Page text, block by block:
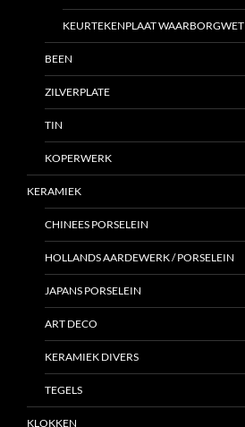
KEURTEKENPLAAT WAARBORGWET
BEEN
ZILVERPLATE
TIN
KOPERWERK
KERAMIEK
CHINEES PORSELEIN
HOLLANDS AARDEWERK / PORSELEIN
JAPANS PORSELEIN
ART DECO
KERAMIEK DIVERS
TEGELS
KLOKKEN